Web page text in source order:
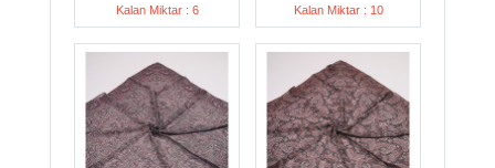
Kalan Miktar : 6 Kalan Miktar : 10